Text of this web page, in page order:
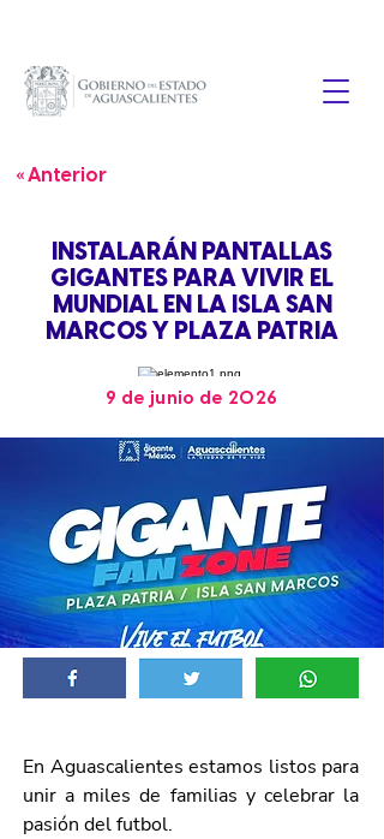
« Anterior
INSTALARÁN PANTALLAS
GIGANTES PARA VIVIR EL
MUNDIAL EN LA ISLA SAN
MARCOS Y PLAZA PATRIA
9 de junio de 2026
En Aguascalientes estamos listos para
unir a miles de familias y celebrar la
pasión del futbol.